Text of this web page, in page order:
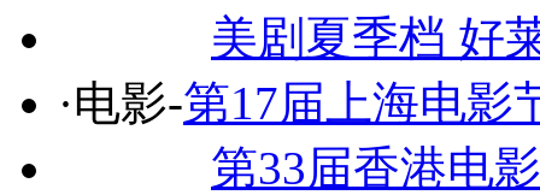
美剧夏季档 好
·电影-第17届上海电影
第33届香港电